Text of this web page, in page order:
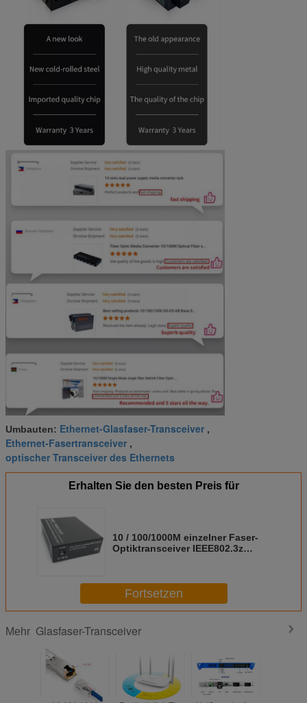
Umbauten: Ethernet-Glasfaser-Transceiver ,
Ethernet-Fasertransceiver ,
optischer Transceiver des Ethernets
Erhalten Sie den besten Preis für
10 / 100/1000M einzelner Faser-
Optiktransceiver IEEE802.3z
Fortsetzen
Mehr Glasfaser-Transceiver